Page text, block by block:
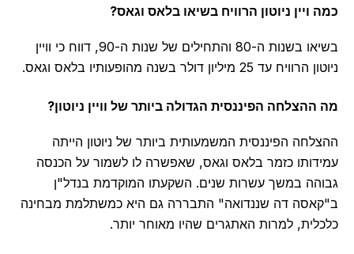
ויין ניוטון הרוויח בשיאו בלאס וגאס?
בשיאו בשנות ה-80 והתחילים של שנות ה-90, דווח כי וויין
עד 25 מיליון דולר בשנה מהופעותיו בלאס וגאס.
הפיננסית הגדולה ביותר של וויין ניוטון?
הפיננסית המשמעותית ביותר של ניוטון הייתה
כזמר בלאס וגאס, שאפשרה לו לשמור על הכנסה
במשך עשרות שנים. השקעתו המוקדמת בנדל"ן
דה שננדואה" התבררה גם היא כמשתלמת מבחינה
למרות האתגרים שהיו מאוחר יותר.